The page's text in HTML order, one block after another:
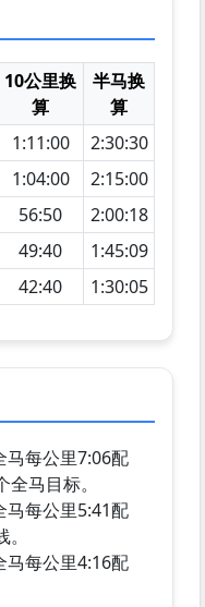
10公里换
算
半马换
算
1:11:00
2:30:30
1:04:00
2:15:00
56:50
2:00:18
49:40
1:45:09
42:40 1:30:05
马每公里7:06配
马目标。
马每公里5:41配
马每公里4:16配